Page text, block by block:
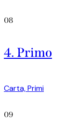
08
4. Primo
Carta,Primi
09